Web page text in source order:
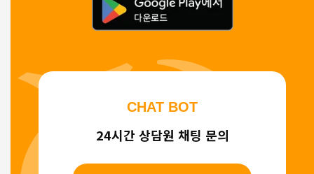
CHAT BOT
24시간 상담원 채팅 문의